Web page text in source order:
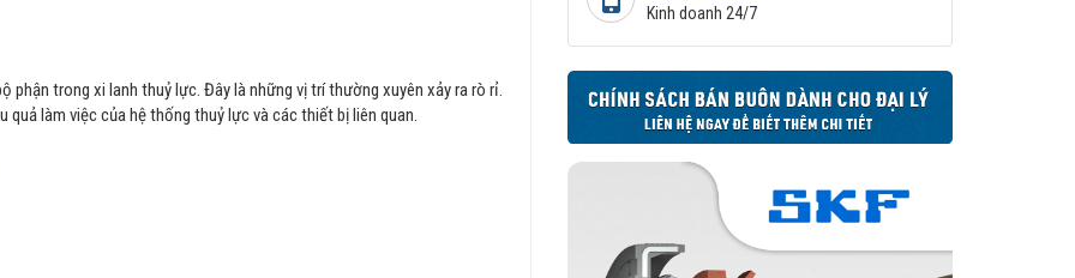
phận trong xi lanh thuỷ lực. Đây là những vị trí thường xuyên xảy ra rò rỉ.
làm việc của hệ thống thuỷ lực và các thiết bị liên quan.
Kinh doanh 24/7